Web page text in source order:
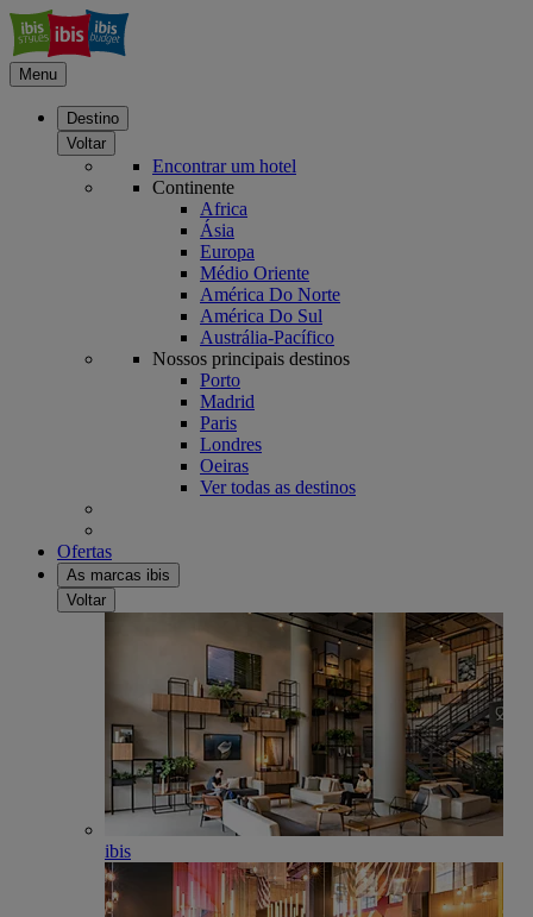
Menu
Destino
Voltar
Encontrar um hotel
Continente
Africa
Ásia
Europa
Médio Oriente
América Do Norte
América Do Sul
Austrália-Pacífico
Nossos principais destinos
Porto
Madrid
Paris
Londres
Oeiras
Ver todas as destinos
Ofertas
As marcas ibis
Voltar
ibis